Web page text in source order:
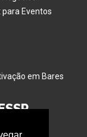
Eventos
em Bares